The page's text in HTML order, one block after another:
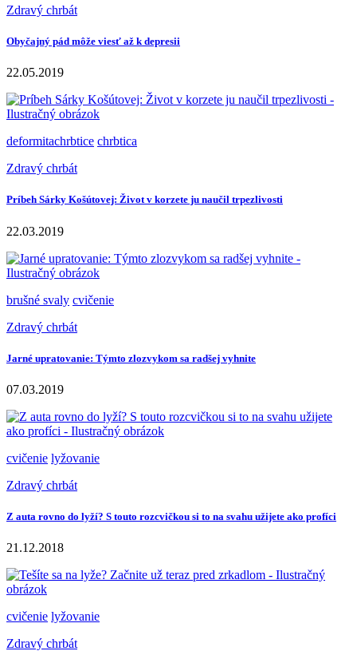
Zdravý chrbát
Obyčajný pád môže viesť až k depresii
22.05.2019
deformitachrbtice chrbtica
Zdravý chrbát
Príbeh Sárky Košútovej: Život v korzete ju naučil trpezlivosti
22.03.2019
brušné svaly cvičenie
Zdravý chrbát
Jarné upratovanie: Týmto zlozvykom sa radšej vyhnite
07.03.2019
cvičenie lyžovanie
Zdravý chrbát
Z auta rovno do lyží? S touto rozcvičkou si to na svahu užijete ako profíci
21.12.2018
cvičenie lyžovanie
Zdravý chrbát